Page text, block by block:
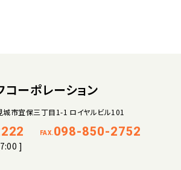
ーポレーション
市宜保三丁目1-1 ロイヤルビル101
FAX. 098-850-2752
]